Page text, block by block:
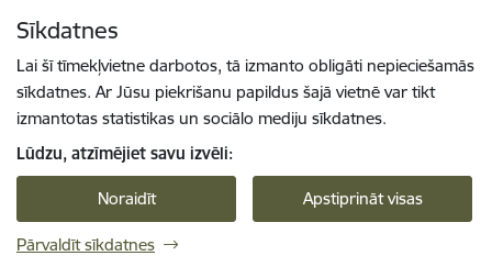
Sīkdatnes
Lai šī tīmekļvietne darbotos, tā izmanto obligāti nepieciešamās
sīkdatnes. Ar Jūsu piekrišanu papildus šajā vietnē var tikt
izmantotas statistikas un sociālo mediju sīkdatnes.
Lūdzu, atzīmējiet savu izvēli:
Noraidīt Apstiprināt visas
Pārvaldīt sīkdatnes